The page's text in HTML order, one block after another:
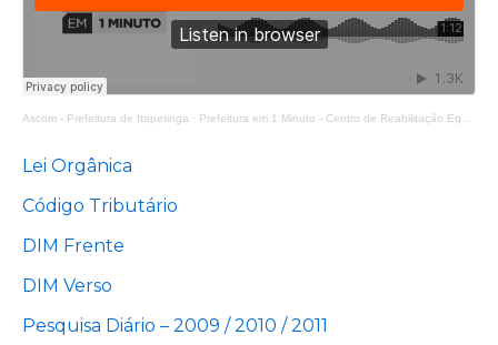
Ascom - Prefeitura de Itapetinga · Prefeitura em 1 Minuto - Centro de Reabilitação Equoterapia Manoela
Lei Orgânica
Código Tributário
DIM Frente
DIM Verso
Pesquisa Diário – 2009 / 2010 / 2011